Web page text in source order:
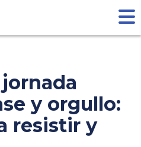
y orgullo:
resistir y